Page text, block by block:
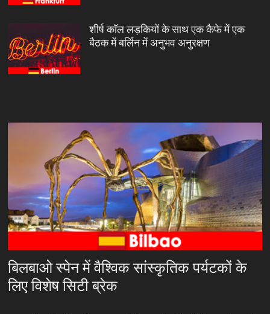
शीर्ष कॉल लड़कियों के साथ एक कैफे में एक
बैठक में बर्लिन में अनुभव अनुरक्षण
बिलबाओ स्पेन में वैश्विक सांस्कृतिक पर्यटकों के
लिए विशेष सिटी ब्रेक